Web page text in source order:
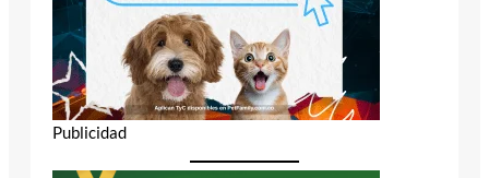
Publicidad